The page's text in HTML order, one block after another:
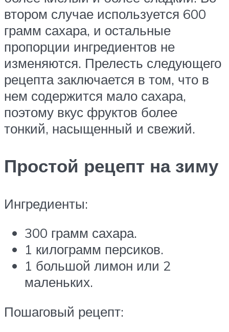
втором случае используется 600
грамм сахара, и остальные
пропорции ингредиентов не
изменяются. Прелесть следующего
рецепта заключается в том, что в
нем содержится мало сахара,
поэтому вкус фруктов более
тонкий, насыщенный и свежий.
Простой рецепт на зиму
Ингредиенты:
300 грамм сахара.
1 килограмм персиков.
1 большой лимон или 2
маленьких.
Пошаговый рецепт: